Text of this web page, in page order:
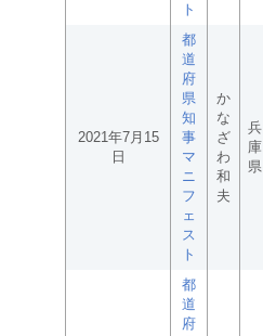
ト
2021年7月15
日
都
道
府
県
知
事
マ
ニ
フ
ェ
ス
ト
か
な
ざ
わ
和
夫
兵
庫
県
都
道
府